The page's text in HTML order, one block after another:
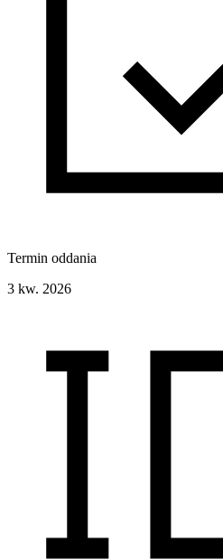
Termin oddania
3 kw. 2026